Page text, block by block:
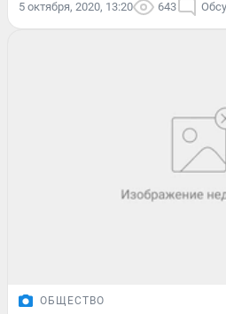
5 октября, 2020, 13:20 643
ОБЩЕСТВО